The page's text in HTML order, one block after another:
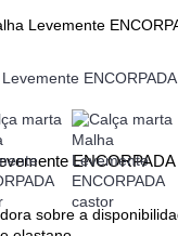
Levemente
sobre a